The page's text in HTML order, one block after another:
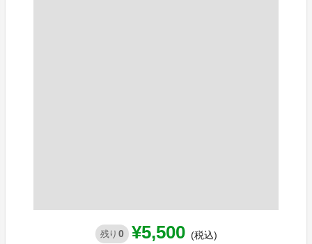
残り 0 ¥5,500 (税込)